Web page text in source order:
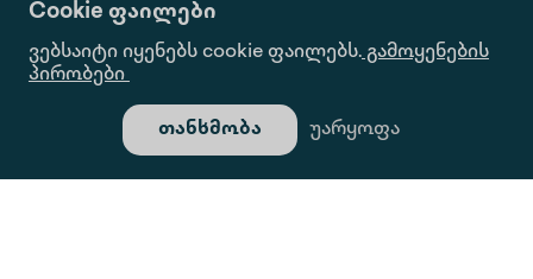
Cookie ფაილები
ვებსაიტი იყენებს cookie ფაილებს.გამოყენების
პირობები
უარყოფა
თანხმობა
Კონფ. Პოლიტიკა
Ინფორმაციის Მოთხოვნა
Გალერეა